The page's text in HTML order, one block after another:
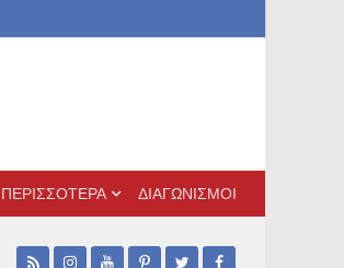
ΠΕΡΙΣΣΟΤΕΡΑ ΔΙΑΓΩΝΙΣΜΟΙ